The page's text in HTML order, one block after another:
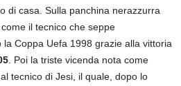
di casa. Sulla panchina nerazzurra
il tecnico che seppe
Coppa Uefa 1998 grazie alla vittoria
. Poi la triste vicenda nota come
tecnico di Jesi, il quale, dopo lo